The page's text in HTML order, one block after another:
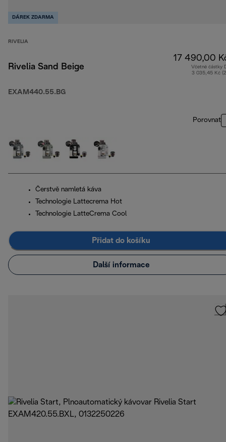
DÁREK ZDARMA
RIVELIA
Rivelia Sand Beige
EXAM440.55.BG
17 490,00
Včetně částky
3 035,45 Kč
Porovnat
Čerstvě namletá káva
Technologie Lattecrema Hot
Technologie LatteCrema Cool
Přidat do košíku
Další informace